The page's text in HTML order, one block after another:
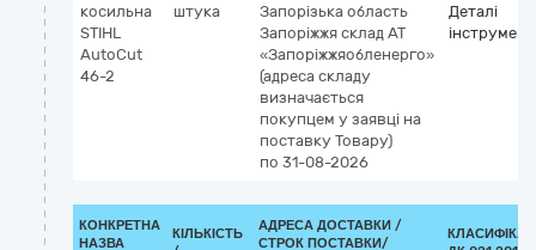
косильна
STIHL
AutoCut
46-2
штука
Запорізька область
Запоріжжя склад АТ
«Запоріжжяобленерго»
(адреса складу
визначається
покупцем у заявці на
поставку Товару)
по 31-08-2026
Деталі
КОНКРЕТНА
НАЗВА
КІЛЬКІСТЬ
АДРЕСА ДОСТАВКИ /
СТРОК ПОСТАВКИ/